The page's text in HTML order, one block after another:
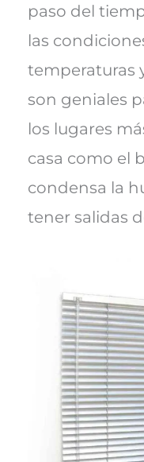
paso del
las
temperaturas
son geniales
los lugares
casa como el
condensa la
tener salidas